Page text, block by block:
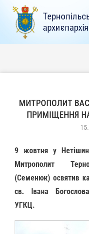
МИТРОПОЛИТ
ПРИМІЩЕННЯ
9 жовтня у
Митрополит
(Семенюк) освятив
св. Івана
УГКЦ.